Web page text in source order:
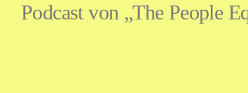
Podcast von „The People